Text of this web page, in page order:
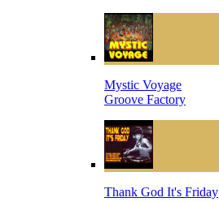
Mystic Voyage
Groove Factory
Thank God It's Friday